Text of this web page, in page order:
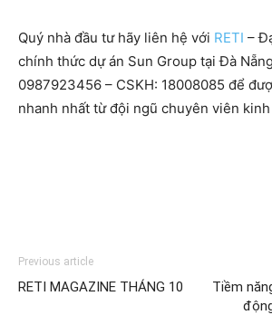
Quý nhà đầu tư hãy liên hệ với RETI –
chính thức dự án Sun Group tại Đà
0987923456 – CSKH: 18008085 để
nhanh nhất từ đội ngũ chuyên viên
Previous article
RETI MAGAZINE THÁNG 10
Tiềm